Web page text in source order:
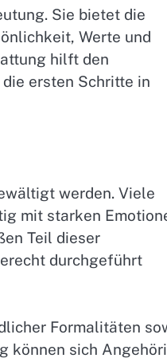
Sie bietet die
Werte und
hilft den
ersten Schritte in
werden. Viele
mit starken
Teil dieser
durchgeführt
Formalitäten
können sich